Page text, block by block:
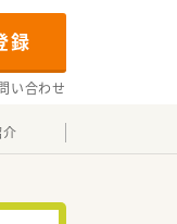
録
い合わせ